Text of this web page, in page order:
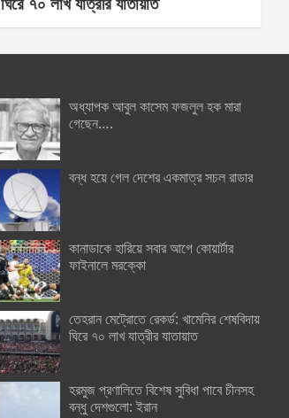
অধ্যাপক আবুল কাসেম ফজলুল হক মারা
গেছেন….
বন্ধ হয়ে গেল দেশের একমাত্র সচল রাডার
কানাডাকে হারিয়ে সবার আগে কোয়ার্টার
ফাইনালে মরক্কো
তেহরান মেট্রোতে রেকর্ড: খামেনির শেষবিদায়
ঘিরে ৭০ লাখ যাত্রীর যাতায়াত
হরমুজ প্রণালিতে বিশেষ সুবিধা পাবে চীনসহ
বন্ধু দেশগুলো: ইরান